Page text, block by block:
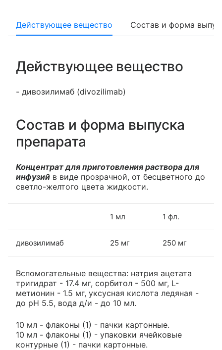
Действующее вещество Состав и форма
Действующее вещество
- дивозилимаб (divozilimab)
Состав и форма выпуска
препарата
Концентрат для приготовления раствора для
инфузий в виде прозрачной, от бесцветного до
светло-желтого цвета жидкости.
1 мл 1 фл.
дивозилимаб 25 мг 250 мг
Вспомогательные вещества: натрия ацетата
тригидрат - 17.4 мг, сорбитол - 500 мг, L-
метионин - 1.5 мг, уксусная кислота ледяная -
до рН 5.5, вода д/и - до 10 мл.
10 мл - флаконы (1) - пачки картонные.
10 мл - флаконы (1) - упаковки ячейковые
контурные (1) - пачки картонные.